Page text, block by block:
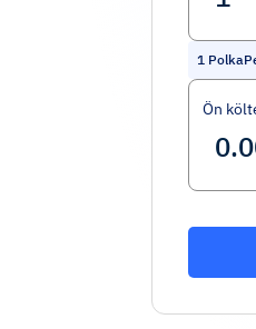
1
Ön